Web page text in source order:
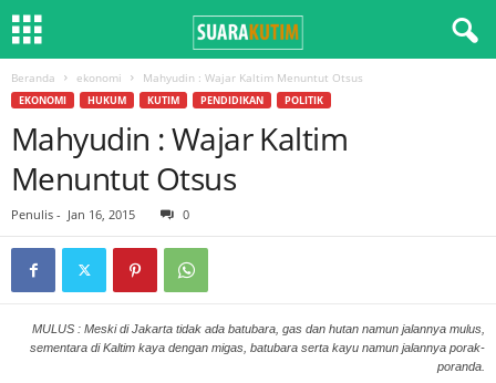
Beranda ekonomi Mahyudin : Wajar Kaltim Menuntut Otsus
EKONOMI HUKUM KUTIM PENDIDIKAN POLITIK
Mahyudin : Wajar Kaltim
Menuntut Otsus
Penulis - Jan 16, 2015 0
MULUS : Meski di Jakarta tidak ada batubara, gas dan hutan namun jalannya mulus,
sementara di Kaltim kaya dengan migas, batubara serta kayu namun jalannya porak-
poranda.